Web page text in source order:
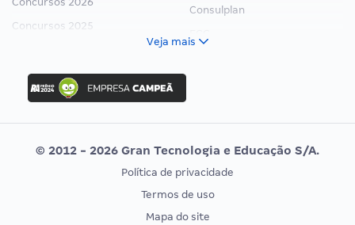
Concursos 2025
Concurso Ibama
Concurso MPU
Editais publicados
Consulplan
Vunesp
CONCURSOS POR PROFISSÃO
EXAME DE ORDEM
Veja mais
© 2012 - 2026 Gran Tecnologia e Educação S/A.
Política de privacidade
Termos de uso
Mapa do site